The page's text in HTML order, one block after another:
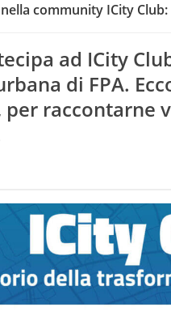
community ICity
ad ICity
di FPA.
raccontarne